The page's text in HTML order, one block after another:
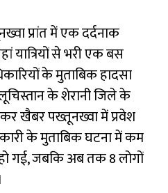
प्रांत में एक दर्दनाक
यात्रियों से भरी एक बस
के मुताबिक हादसा
के शेरानी जिले के
खैबर पख्तूनख्वा में प्रवेश
के मुताबिक घटना में कम
गई, जबकि अब तक 8 लोगों